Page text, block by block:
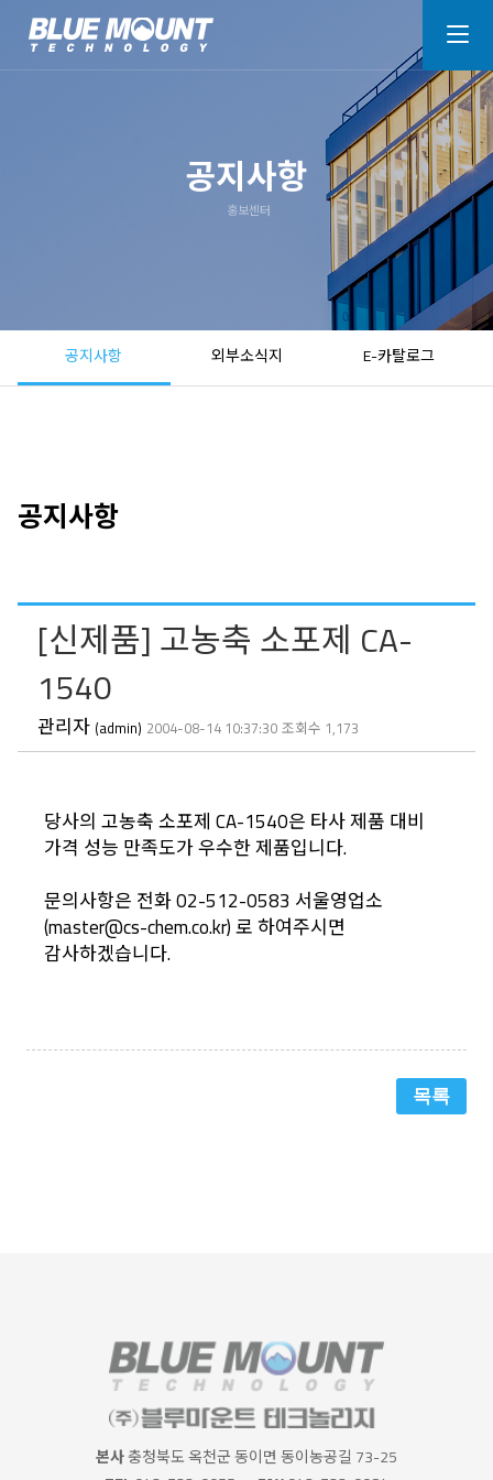
홍보센터
공지사항
공지사항 외부소식지 E-카탈로그
공지사항
[신제품] 고농축 소포제 CA-
1540
관리자 (admin) 2004-08-14 10:37:30조회수 1,173
당사의 고농축 소포제 CA-1540은 타사 제품 대비
가격 성능 만족도가 우수한 제품입니다.
문의사항은 전화 02-512-0583 서울영업소
(master@cs-chem.co.kr) 로 하여주시면
감사하겠습니다.
목록
본사충청북도 옥천군 동이면 동이농공길 73-25